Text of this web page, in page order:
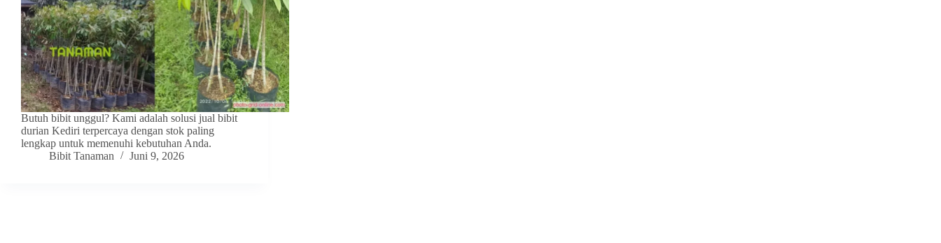
Butuh bibit unggul? Kami adalah solusi jual bibit
durian Kediri terpercaya dengan stok paling
lengkap untuk memenuhi kebutuhan Anda.
Bibit Tanaman
Juni 9, 2026